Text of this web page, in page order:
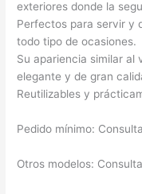
exteriores donde la
Perfectos para servir y
todo tipo de ocasiones.
Su apariencia similar al
elegante y de gran
Reutilizables y
Pedido mínimo:
Otros modelos: